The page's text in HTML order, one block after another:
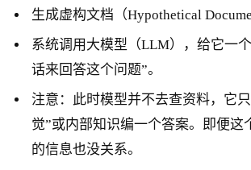
生成虚构文档（Hypothetical
系统调用大模型（LLM），给它一
话来回答这个问题”。
注意：此时模型并不去查资料，它
觉”或内部知识编一个答案。即便这
的信息也没关系。